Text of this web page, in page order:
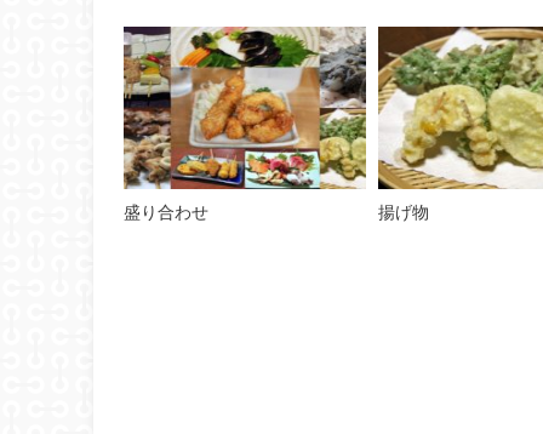
盛り合わせ 揚げ物